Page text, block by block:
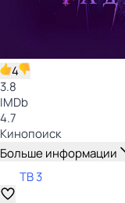
4
3.8
IMDb
4.7
Кинопоиск
Больше информации
ТВ 3